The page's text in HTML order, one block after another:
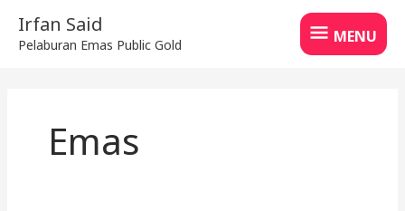
content
Irfan Said
Pelaburan Emas Public Gold
MENU
MENU
Emas